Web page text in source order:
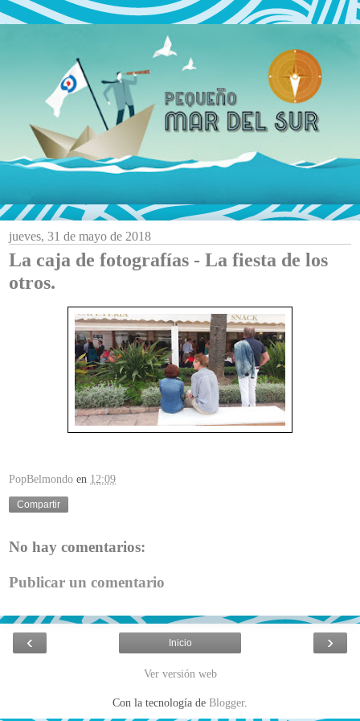
jueves, 31 de mayo de 2018
La caja de fotografías - La fiesta de los
otros.
PopBelmondo en 12:09
Compartir
No hay comentarios:
Publicar un comentario
‹ ›
Inicio
Ver versión web
Con la tecnología de Blogger.